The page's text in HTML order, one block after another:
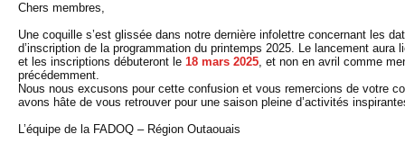
Chers membres,
Une coquille s’est glissée dans notre dernière infolettre concernant les
d’inscription de la programmation du printemps 2025. Le lancement aura
et les inscriptions débuteront le 18 mars 2025, et non en avril comme
précédemment.
Nous nous excusons pour cette confusion et vous remercions de votre
avons hâte de vous retrouver pour une saison pleine d’activités
L’équipe de la FADOQ – Région Outaouais